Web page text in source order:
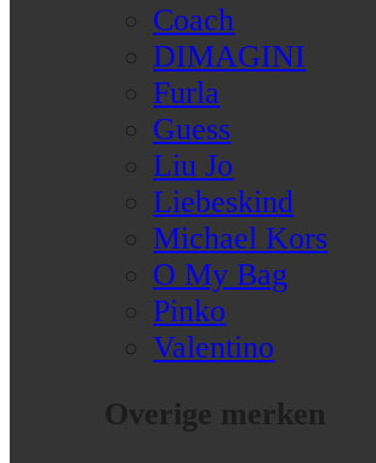
Coach
DIMAGINI
Furla
Guess
Liu Jo
Liebeskind
Michael Kors
O My Bag
Pinko
Valentino
Overige merken